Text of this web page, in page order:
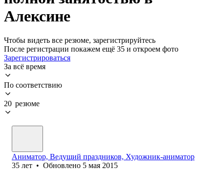
Алексине
Чтобы видеть все резюме, зарегистрируйтесь
После регистрации покажем ещё 35 и откроем фото
Зарегистрироваться
За всё время
По соответствию
20 резюме
Аниматор, Ведущий праздников, Художник-аниматор
35 лет • Обновлено 5 мая 2015